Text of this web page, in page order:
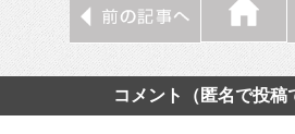
コメント（匿名で投稿